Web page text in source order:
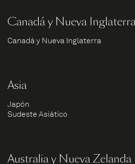
Canadá y Nueva
Canadá y Nueva Inglaterra
Asia
Japón
Sudeste Asiático
Australia y Nueva Zelanda